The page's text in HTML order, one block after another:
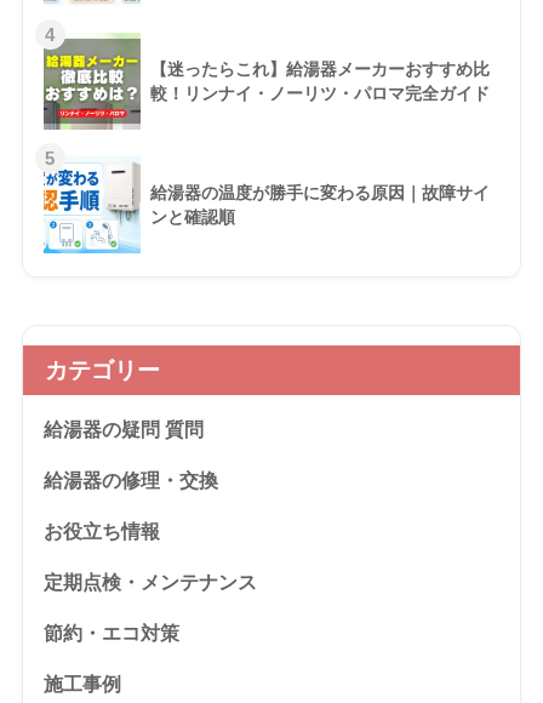
4
【迷ったらこれ】給湯器メーカーおすすめ比
較！リンナイ・ノーリツ・パロマ完全ガイド
5
給湯器の温度が勝手に変わる原因｜故障サイ
ンと確認順
カテゴリー
給湯器の疑問 質問
給湯器の修理・交換
お役立ち情報
定期点検・メンテナンス
節約・エコ対策
施工事例